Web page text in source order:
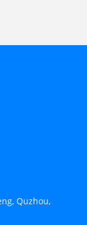
Quzhou,